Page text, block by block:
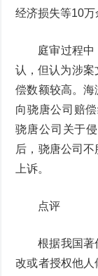
经济损失等10万
庭审过程
认，但认为涉案
偿数额较高。海
向骁唐公司赔
骁唐公司关于
后，骁唐公司
上诉。
点评
根据我国著
改或者授权他